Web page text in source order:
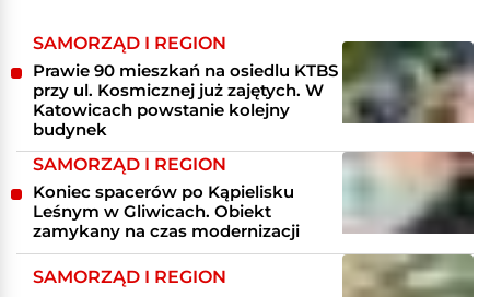
SAMORZĄD I REGION
Prawie 90 mieszkań na osiedlu KTBS
przy ul. Kosmicznej już zajętych. W
Katowicach powstanie kolejny
budynek
SAMORZĄD I REGION
Koniec spacerów po Kąpielisku
Leśnym w Gliwicach. Obiekt
zamykany na czas modernizacji
SAMORZĄD I REGION